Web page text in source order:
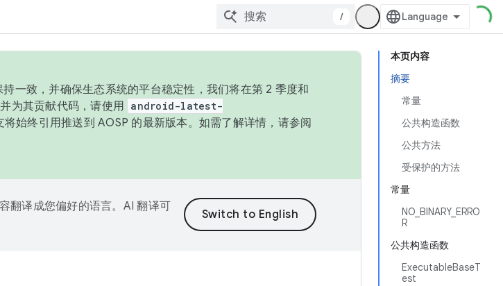
/
本页内容
摘要
常量
公共构造函数
公共方法
受保护的方法
常量
NO_BINARY_ERRO
R
公共构造函数
ExecutableBaseT
est
一致，并确保生态系统的平台稳定性，我们将在第 2 季度和
为其贡献代码，请使用 android-latest-
将始终引用推送到 AOSP 的最新版本。如需了解详情，请参阅
翻译成您偏好的语言。AI 翻译可